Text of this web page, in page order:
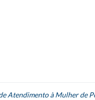
Atendimento à Mulher de